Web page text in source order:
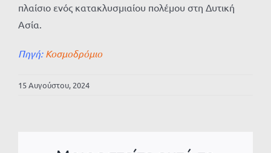
πλαίσιο ενός κατακλυσμιαίου πολέμου στη Δυτική
Ασία.
Πηγή:Κοσμοδρόμιο
15 Αυγούστου, 2024